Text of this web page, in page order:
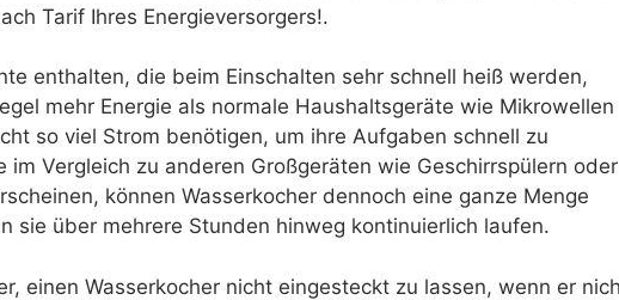
Tarif Ihres Energieversorgers!.
enthalten, die beim Einschalten sehr schnell heiß werden,
mehr Energie als normale Haushaltsgeräte wie Mikrowellen
so viel Strom benötigen, um ihre Aufgaben schnell zu
im Vergleich zu anderen Großgeräten wie Geschirrspülern oder
können Wasserkocher dennoch eine ganze Menge
sie über mehrere Stunden hinweg kontinuierlich laufen.
einen Wasserkocher nicht eingesteckt zu lassen, wenn er